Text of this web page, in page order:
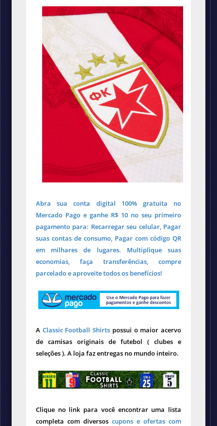
Abra sua conta digital 100% gratuita no
Mercado Pago e ganhe R$ 10 no seu primeiro
pagamento para: Recarregar seu celular, Pagar
suas contas de consumo, Pagar com código QR
em milhares de lugares. Multiplique suas
economias, faça transferências, compre
parcelado e aproveite todos os benefícios!
A Classic Football Shirts possui o maior acervo
de camisas originais de futebol ( clubes e
seleções ). A loja faz entregas no mundo inteiro.
Clique no link para você encontrar uma lista
completa com diversos cupons e ofertas com